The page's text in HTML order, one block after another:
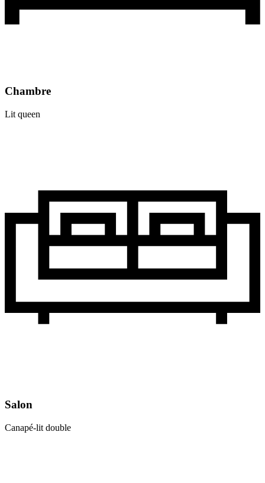
Chambre
Lit queen
Salon
Canapé-lit double